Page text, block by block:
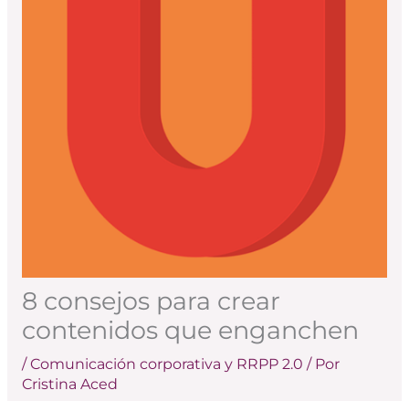
8 consejos para crear
contenidos que enganchen
/Comunicación corporativa y RRPP 2.0 / Por
Cristina Aced